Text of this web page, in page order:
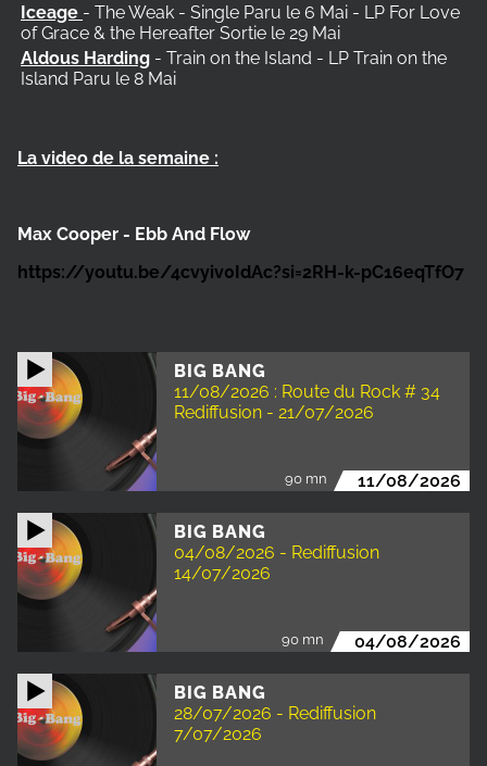
BIG BANG
11/08/2026 : Route du Rock # 34
Rediffusion - 21/07/2026
90 mn 11/08/2026
BIG BANG
04/08/2026 - Rediffusion
14/07/2026
90 mn 04/08/2026
BIG BANG
28/07/2026 - Rediffusion
7/07/2026
Iceage - The Weak - Single Paru le 6 Mai - LP For Love
of Grace & the Hereafter Sortie le 29 Mai
Aldous Harding - Train on the Island - LP Train on the
Island Paru le 8 Mai
La video de la semaine :
Max Cooper - Ebb And Flow
https://youtu.be/4cvyiv0IdAc?si=2RH-k-pC16eqTfO7